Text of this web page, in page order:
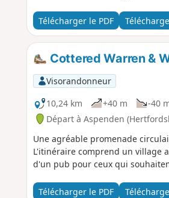
Télécharger le PDF
Cottered Warren &
Visorandonneur
10,24 km
+40 m -40
Départ à Aspenden
Une agréable promenade
L'itinéraire comprend un village
d'un pub pour ceux qui
Télécharger le PDF